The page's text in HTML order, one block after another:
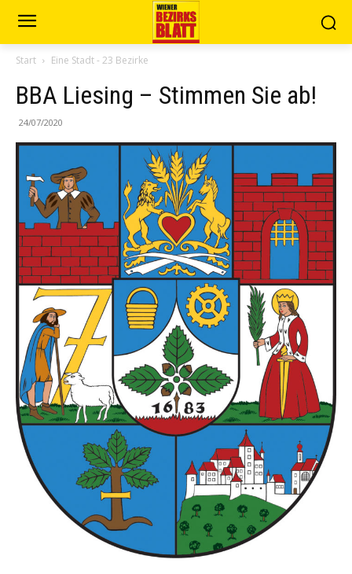
Start Eine Stadt - 23 Bezirke
BBA Liesing – Stimmen Sie ab!
24/07/2020